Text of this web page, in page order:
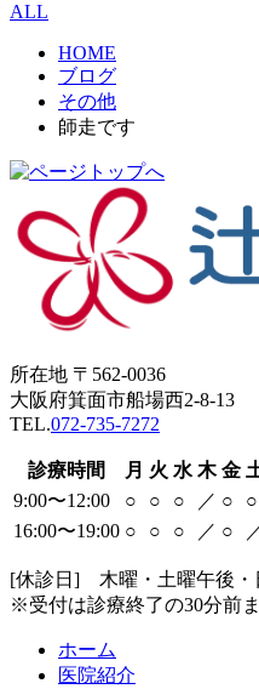
ALL
HOME
ブログ
その他
師走です
所在地 〒562-0036
大阪府箕面市船場西2-8-13
TEL.072-735-7272
診療時間 月 火 水 木 金
9:00〜12:00
○ ○ ○ ／ ○ ○
16:00〜19:00 ○ ○ ○ ／ ○
[休診日] 木曜・土曜午後・
※受付は診療終了の30分前
ホーム
医院紹介